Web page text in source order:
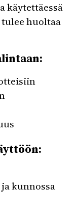
käytettäessä
huoltaa
kunnossa